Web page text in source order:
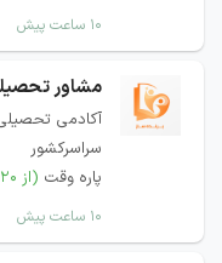
۱۰ ساعت پیش
مشاور
آکادمی
سراسرکشور
پاره وقت (از ۲۰ الی ۲۵ میلیون)
۱۰ ساعت پیش